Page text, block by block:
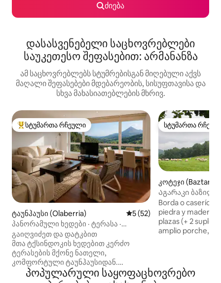
ძიება
დასასვენებელი საცხოვრებლები
საუკეთესო შეფასებით: არმანანზა
ამ საცხოვრებლებს სტუმრებისგან მიღებული აქვს
მაღალი შეფასებები მდებარეობის, სისუფთავისა და
სხვა მახასიათებლების მხრივ.
სტუმართა რჩეული მოწინავე ვარიანტი
სტუმართა რჩეული
ტაუნჰაუსი (Olaberria) საშუალო შეფასებაა
5 (52)
პანორამული ხედები · ტერასა ·
სან‑სებასტიანთან ახლოს
გაიღვიძეთ და დატკბით
მთა ტქსინდოკის ხედებით კერძო
ტერასების მქონე ნათელი,
კომფორტული ტაუნჰაუსიდან.
სან‑სებასტიანიდან სულ რაღაც
35 წუთის სავალზე მდებარე ეს ადგილი
სტუმართა
სტუმართა
კოტეჯი (Baztan)
Აგარაკი
Borda o caserío
piedra y madera,
plazas (+ 2
amplio porche,
tranquilidad.
senderismo. A
პოპულარული საყოფაცხოვრებო